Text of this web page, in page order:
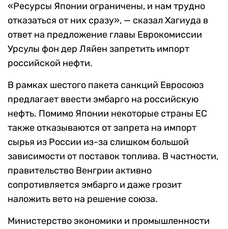
«Ресурсы Японии ограничены, и нам трудно
отказаться от них сразу», — сказал Хагиуда в
ответ на предложение главы Еврокомиссии
Урсулы фон дер Ляйен запретить импорт
российской нефти.
В рамках шестого пакета санкций Евросоюз
предлагает ввести эмбарго на российскую
нефть. Помимо Японии некоторые страны ЕС
также отказываются от запрета на импорт
сырья из России из-за слишком большой
зависимости от поставок топлива. В частности,
правительство Венгрии активно
сопротивляется эмбарго и даже грозит
наложить вето на решение союза.
Министерство экономики и промышленности